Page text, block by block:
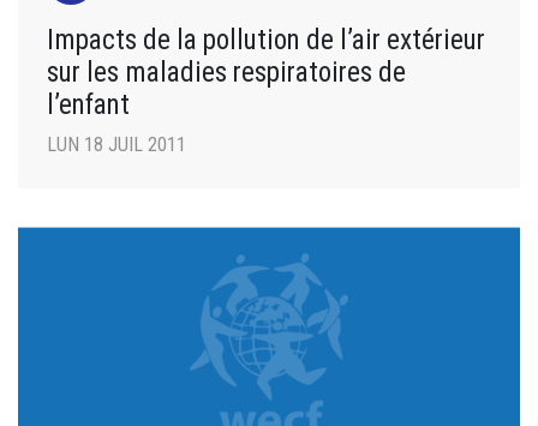
Impacts de la pollution de l’air extérieur
sur les maladies respiratoires de
l’enfant
LUN 18 JUIL 2011